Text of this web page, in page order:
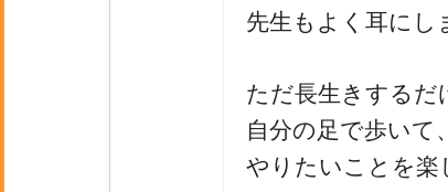
先生もよく耳にし
ただ長生きするだ
自分の足で歩いて、
やりたいことを楽